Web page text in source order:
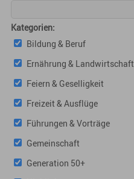
Kategorien:
Bildung & Beruf
Ernährung & Landwirtschaft
Feiern & Geselligkeit
Freizeit & Ausflüge
Führungen & Vorträge
Gemeinschaft
Generation 50+